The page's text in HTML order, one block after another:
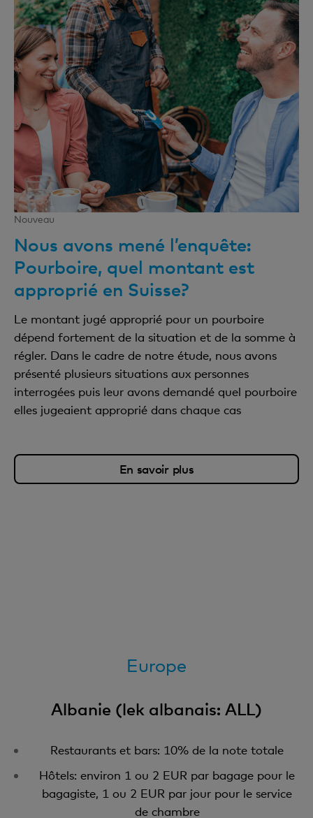
Nouveau
Nous avons mené l’enquête:
Pourboire, quel montant est
approprié en Suisse?
Le montant jugé approprié pour un pourboire
dépend fortement de la situation et de la somme à
régler. Dans le cadre de notre étude, nous avons
présenté plusieurs situations aux personnes
interrogées puis leur avons demandé quel pourboire
elles jugeaient approprié dans chaque cas
En savoir plus
Europe
Albanie (lek albanais: ALL)
Restaurants et bars: 10% de la note totale
Hôtels: environ 1 ou 2 EUR par bagage pour le
bagagiste, 1 ou 2 EUR par jour pour le service
de chambre